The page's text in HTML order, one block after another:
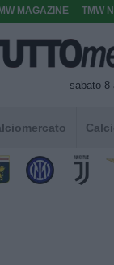
MAGAZINE TMW
sabato 8